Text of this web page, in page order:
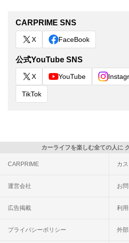
CARPRIME SNS
X FaceBook
公式YouTube SNS
X YouTube
TikTok
カーライフを楽しむ全ての人に
CARPRIME カ
運営会社 お
広告掲載 利
プライバシーポリシー 外